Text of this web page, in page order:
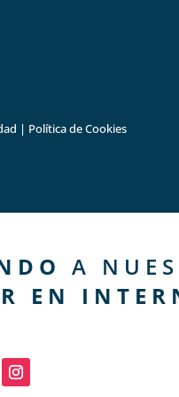
| Política de Cookies
A
EN